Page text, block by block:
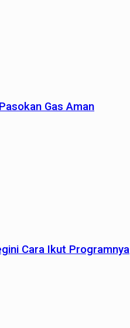
Gas Aman
Cara Ikut Programnya